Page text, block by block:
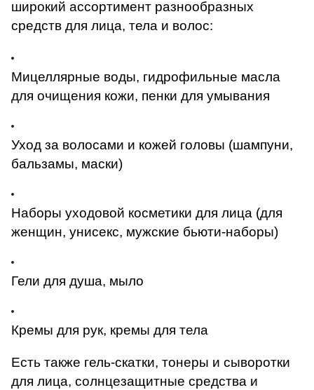
широкий ассортимент разнообразных
средств для лица, тела и волос:
Мицеллярные воды, гидрофильные масла
для очищения кожи, пенки для умывания
Уход за волосами и кожей головы (шампуни,
бальзамы, маски)
Наборы уходовой косметики для лица (для
женщин, унисекс, мужские бьюти-наборы)
Гели для душа, мыло
Кремы для рук, кремы для тела
Есть также гель-скатки, тонеры и сыворотки
для лица, солнцезащитные средства и